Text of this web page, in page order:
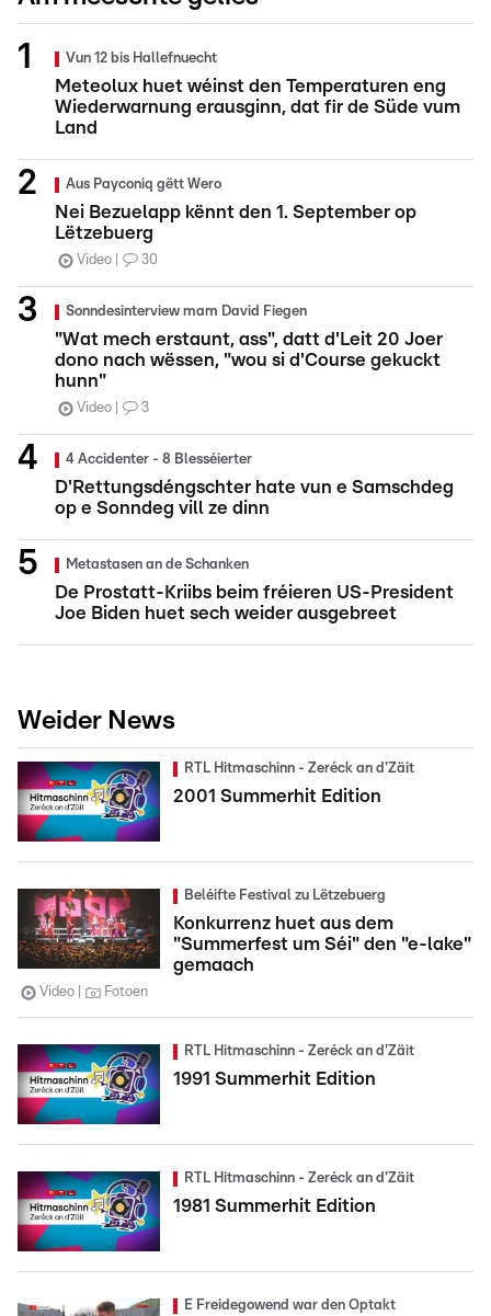
Vun 12 bis Hallefnuecht
Meteolux huet wéinst den Temperaturen eng
Wiederwarnung erausginn, dat fir de Süde vum
Land
Aus Payconiq gëtt Wero
Nei Bezuelapp kënnt den 1. September op
Lëtzebuerg
Video 30
Sonndesinterview mam David Fiegen
"Wat mech erstaunt, ass", datt d'Leit 20 Joer
dono nach wëssen, "wou si d'Course gekuckt
hunn"
Video 3
4 Accidenter - 8 Blesséierter
D'Rettungsdéngschter hate vun e Samschdeg
op e Sonndeg vill ze dinn
Metastasen an de Schanken
De Prostatt-Kriibs beim fréieren US-President
Joe Biden huet sech weider ausgebreet
Weider News
RTL Hitmaschinn - Zeréck an d'Zäit
2001 Summerhit Edition
Beléifte Festival zu Lëtzebuerg
Konkurrenz huet aus dem
"Summerfest um Séi" den "e-lake"
gemaach
Video Fotoen
RTL Hitmaschinn - Zeréck an d'Zäit
1991 Summerhit Edition
RTL Hitmaschinn - Zeréck an d'Zäit
1981 Summerhit Edition
E Freidegowend war den Optakt